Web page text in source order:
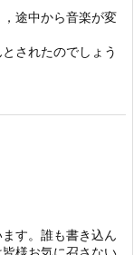
途中から音楽が変
されたのでしょう
す。誰も書き込ん
様お気に召さない